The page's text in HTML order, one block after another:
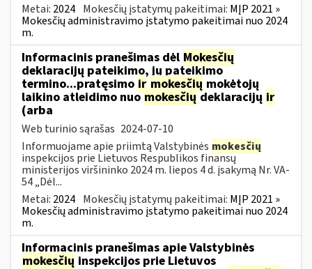
Metai: 2024 Mokesčių įstatymų pakeitimai: MĮP 2021 »
Mokesčių administravimo įstatymo pakeitimai nuo 2024
m.
Informacinis pranešimas dėl Mokesčių
deklaracijų pateikimo, jų pateikimo
termino...pratęsimo ir mokesčių mokėtojų
laikino atleidimo nuomokesčiųdeklaracijų ir
(arba
Web turinio sąrašas 2024-07-10
Informuojame apie priimtą Valstybinės mokesčių
inspekcijos prie Lietuvos Respublikos finansų
ministerijos viršininko 2024 m. liepos 4 d. įsakymą Nr. VA-
54 „Dėl...
Metai: 2024 Mokesčių įstatymų pakeitimai: MĮP 2021 »
Mokesčių administravimo įstatymo pakeitimai nuo 2024
m.
Informacinis pranešimas apie Valstybinės
mokesčių inspekcijos prie Lietuvos